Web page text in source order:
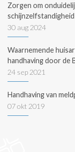
Zorgen om
schijnzelfstandigheid
30 aug 2024
Waarnemende
handhaving door de
24 sep 2021
Handhaving van
07 okt 2019